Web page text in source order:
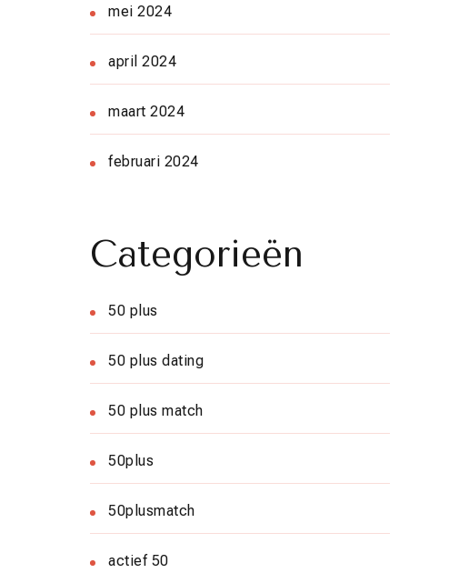
mei 2024
april 2024
maart 2024
februari 2024
Categorieën
50 plus
50 plus dating
50 plus match
50plus
50plusmatch
actief 50